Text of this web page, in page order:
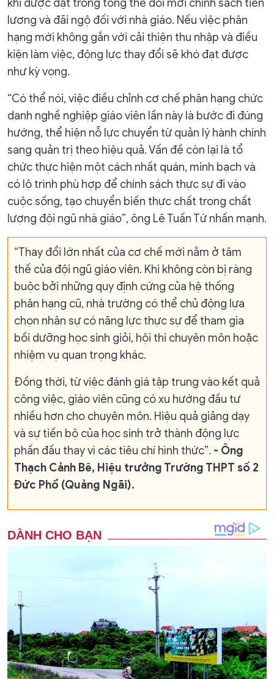
khi được đặt trong tổng thể đổi mới chính sách tiền
lương và đãi ngộ đối với nhà giáo. Nếu việc phân
hạng mới không gắn với cải thiện thu nhập và điều
kiện làm việc, động lực thay đổi sẽ khó đạt được
như kỳ vọng.
“Có thể nói, việc điều chỉnh cơ chế phân hạng chức
danh nghề nghiệp giáo viên lần này là bước đi đúng
hướng, thể hiện nỗ lực chuyển từ quản lý hành chính
sang quản trị theo hiệu quả. Vấn đề còn lại là tổ
chức thực hiện một cách nhất quán, minh bạch và
có lộ trình phù hợp để chính sách thực sự đi vào
cuộc sống, tạo chuyển biến thực chất trong chất
lượng đội ngũ nhà giáo”, ông Lê Tuấn Tứ nhấn mạnh.
“Thay đổi lớn nhất của cơ chế mới nằm ở tâm
thế của đội ngũ giáo viên. Khi không còn bị ràng
buộc bởi những quy định cứng của hệ thống
phân hạng cũ, nhà trường có thể chủ động lựa
chọn nhân sự có năng lực thực sự để tham gia
bồi dưỡng học sinh giỏi, hội thi chuyên môn hoặc
nhiệm vụ quan trọng khác.
Đồng thời, từ việc đánh giá tập trung vào kết quả
công việc, giáo viên cũng có xu hướng đầu tư
nhiều hơn cho chuyên môn. Hiệu quả giảng dạy
và sự tiến bộ của học sinh trở thành động lực
phấn đấu thay vì các tiêu chí hình thức”. - Ông
Thạch Cảnh Bê, Hiệu trưởng Trường THPT số 2
Đức Phổ (Quảng Ngãi).